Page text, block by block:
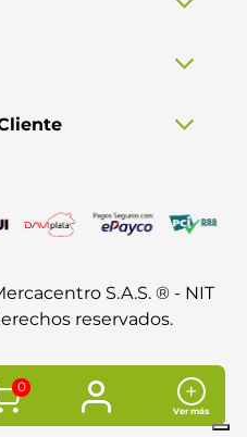
0
S.A.S. ® - NIT
reservados.